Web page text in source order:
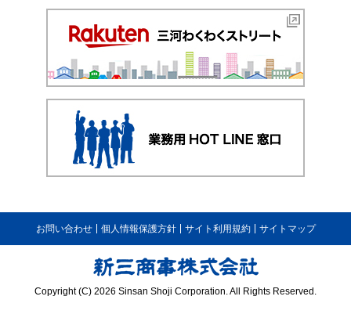
お問い合わせ 個人情報保護方針 サイト利用規約 サイトマップ
Copyright (C) 2026 Sinsan Shoji Corporation. All Rights Reserved.